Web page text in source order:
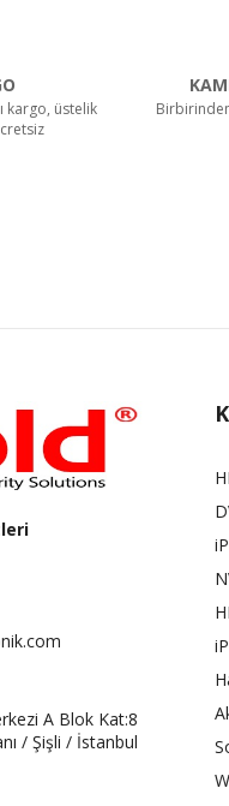
kargo, üstelik
A Blok Kat:8
/ Şişli / İstanbul